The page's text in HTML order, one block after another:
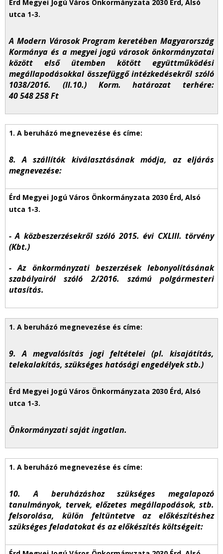
A Modern Városok Program keretében Magyarország
Kormánya és a megyei jogú városok önkormányzatai
között első ütemben kötött együttműködési
megállapodásokkal összefüggő intézkedésekről szóló
1038/2016. (II.10.) Korm. határozat terhére:
40 548 258 Ft
8. A szállítók kiválasztásának módja, az eljárás
megnevezése:
- A közbeszerzésekről szóló 2015. évi CXLIII. törvény
(Kbt.)
- Az önkormányzati beszerzések lebonyolításának
szabályairól szóló 2/2016. számú polgármesteri
utasítás.
9. A megvalósítás jogi feltételei (pl. kisajátítás,
telekalakítás, szükséges hatósági engedélyek stb.)
Önkormányzati saját ingatlan.
10. A beruházáshoz szükséges megalapozó
tanulmányok, tervek, előzetes megállapodások, stb.
felsorolása, külön feltüntetve az előkészítéshez
szükséges feladatokat és az előkészítés költségeit: